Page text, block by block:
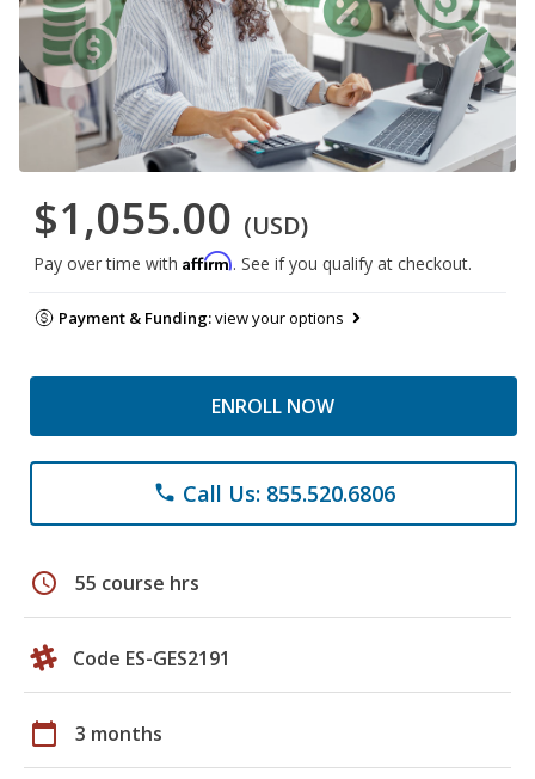
$1,055.00 (USD)
Pay over time with Affirm. See if you qualify at checkout.
Payment & Funding:view your options
ENROLL NOW
phone Call Us: 855.520.6806
schedule 55 course hrs
Code ES-GES2191
calendar_today 3 months